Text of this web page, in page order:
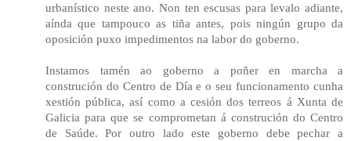
urbanístico neste ano. Non ten escusas para levalo adiante,
aínda que tampouco as tiña antes, pois ningún grupo da
oposición puxo impedimentos na labor do goberno.
Instamos tamén ao goberno a poñer en marcha a
construción do Centro de Día e o seu funcionamento cunha
xestión pública, así como a cesión dos terreos á Xunta de
Galicia para que se comprometan á construción do Centro
de Saúde. Por outro lado este goberno debe pechar a